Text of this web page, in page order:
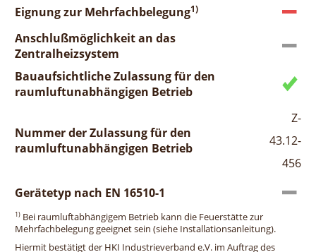
Eignung zur Mehrfachbelegung1)
Anschlußmöglichkeit an das
Zentralheizsystem
Bauaufsichtliche Zulassung für den
raumluftunabhängigen Betrieb
Nummer der Zulassung für den
raumluftunabhängigen Betrieb
Z-
43.12-
456
Gerätetyp nach EN 16510-1
1) Bei raumluftabhängigem Betrieb kann die Feuerstätte zur
Mehrfachbelegung geeignet sein (siehe Installationsanleitung).
Hiermit bestätigt der HKI Industrieverband e.V. im Auftrag des